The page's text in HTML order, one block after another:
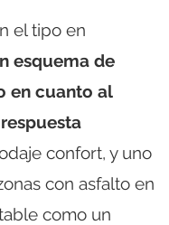
el tipo en
esquema de
en cuanto al
confort, y uno
con asfalto en
como un